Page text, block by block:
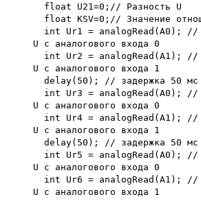
float U21=0;// Разность U
float KSV=0;// Значение
int Ur1 = analogRead(A0); //
U с аналогового входа 0
int Ur2 = analogRead(A1); //
U с аналогового входа 1
delay(50); // задержка 50 мс
int Ur3 = analogRead(A0); //
U с аналогового входа 0
int Ur4 = analogRead(A1); //
U с аналогового входа 1
delay(50); // задержка 50 мс
int Ur5 = analogRead(A0); //
U с аналогового входа 0
int Ur6 = analogRead(A1); //
U с аналогового входа 1